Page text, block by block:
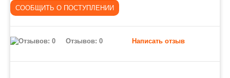
Отзывов: 0 Написать отзыв